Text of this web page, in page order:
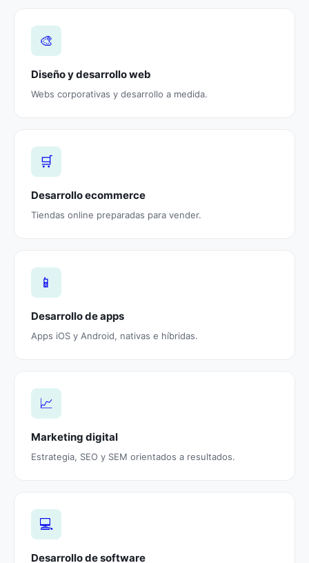
🎨
Diseño y desarrollo web
Webs corporativas y desarrollo a medida.
🛒
Desarrollo ecommerce
Tiendas online preparadas para vender.
📱
Desarrollo de apps
Apps iOS y Android, nativas e híbridas.
📈
Marketing digital
Estrategia, SEO y SEM orientados a resultados.
💻
Desarrollo de software